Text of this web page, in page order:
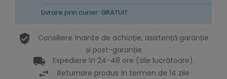
Livrare prin curier: GRATUIT
Consiliere înainte de achiziție, asistență garanție
și post-garanție
Expediere în 24-48 ore (zile lucrătoare).
Returnare produs în termen de 14 zile